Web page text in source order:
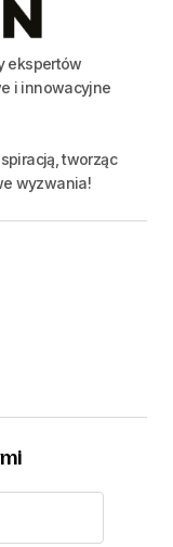
ekspertów
i innowacyjne
tworząc
wyzwania!